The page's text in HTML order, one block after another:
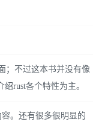
；不过这本书并没有像
rust各个特性为主。
。还有很多很明显的